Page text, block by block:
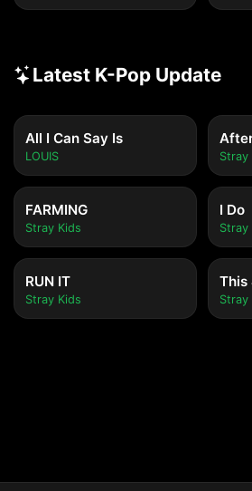
Latest K-Pop Update
All I Can Say Is
LOUIS Stray
FARMING
Stray Kids
I Do
Stray
RUN IT
Stray Kids
This
Stray